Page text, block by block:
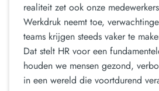
realiteit zet ook onze
Werkdruk neemt toe,
teams krijgen steeds vaker te
Dat stelt HR voor een
houden we mensen gezond,
in een wereld die voortdurend